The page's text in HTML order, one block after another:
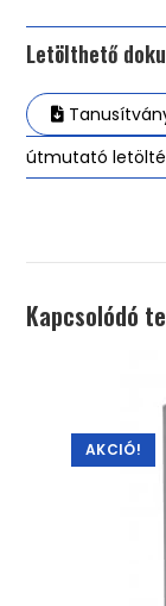
Letölthető
útmutató
Kapcsolódó
AKCIÓ!